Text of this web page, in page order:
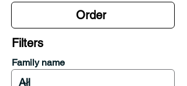
Filters
Family name
Order